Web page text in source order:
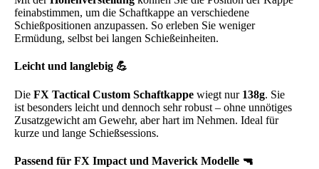
feinabstimmen, um die Schaftkappe an verschiedene
Schießpositionen anzupassen. So erleben Sie weniger
Ermüdung, selbst bei langen Schießeinheiten.
Leicht und langlebig 💪
Die FX Tactical Custom Schaftkappe wiegt nur 138g. Sie
ist besonders leicht und dennoch sehr robust – ohne unnötiges
Zusatzgewicht am Gewehr, aber hart im Nehmen. Ideal für
kurze und lange Schießsessions.
Passend für FX Impact und Maverick Modelle 🔫